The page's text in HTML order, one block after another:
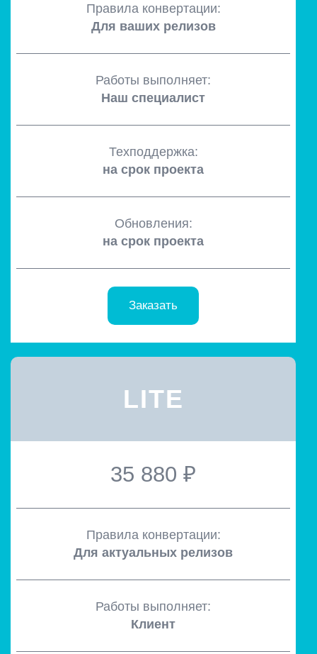
Правила конвертации:
Для ваших релизов
Работы выполняет:
Наш специалист
Техподдержка:
на срок проекта
Обновления:
на срок проекта
Заказать
LITE
35 880 ₽
Правила конвертации:
Для актуальных релизов
Работы выполняет:
Клиент